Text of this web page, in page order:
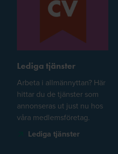
Lediga tjänster
Arbeta i allmännyttan? Här
hittar du de tjänster som
annonseras ut just nu hos
våra medlemsföretag.
Lediga tjänster